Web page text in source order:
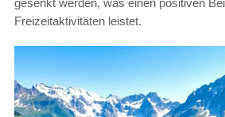
gesenkt werden, was einen positiven
Freizeitaktivitäten leistet.